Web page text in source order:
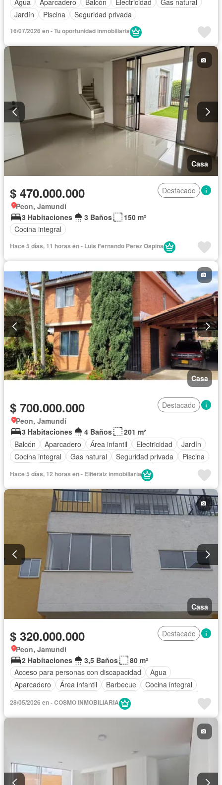
Jardín
Piscina Seguridad privada
16/07/2026 en - Tu oportunidad inmobiliaria
Casa
$ 470.000.000
Destacado
Peon, Jamundí
3 Habitaciones
3 Baños
150 m²
Cocina integral
Hace 5 días, 11 horas en - Luis Fernando Perez Ospina
Casa
$ 700.000.000
Destacado
Peon, Jamundí
3 Habitaciones
4 Baños
201 m²
Balcón
Aparcadero Área infantil Electricidad
Jardín
Cocina integral
Gas natural Seguridad privada
Piscina
Hace 5 días, 12 horas en - Eliteraiz inmobiliaria
Casa
$ 320.000.000
Destacado
Peon, Jamundí
2 Habitaciones
3,5 Baños
80 m²
Acceso para personas con discapacidad
Agua
Aparcadero
Área infantil Barbecue
Cocina integral
Gimnasio
Tanque de agua
28/05/2026 en - COSMO INMOBILIARIA